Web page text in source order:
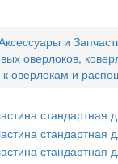
и
оверлоков,
к оверлокам и